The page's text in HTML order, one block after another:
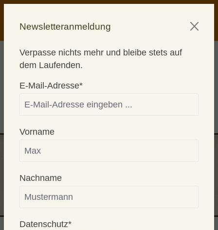
GRATISPRODUKT
Home Für Hunde
Newsletteranmeldung
Verpasse nichts mehr und bleibe stets auf
dem Laufenden.
E-Mail-Adresse*
Vorname
Nachname
Datenschutz*